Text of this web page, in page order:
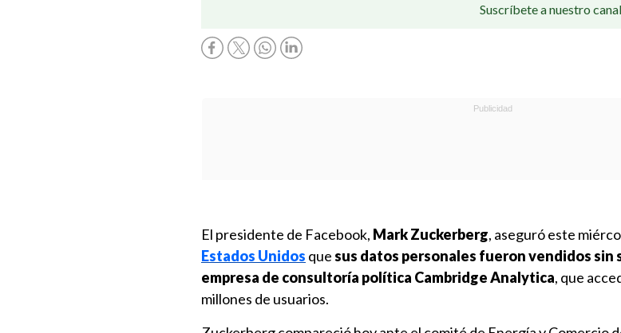
Suscríbete a nuestro
El presidente de Facebook, Mark Zuckerberg, aseguró este
Estados Unidos quesus datos personales fueron vendidos sin
empresa de consultoría política Cambridge Analytica, que
millones de usuarios.